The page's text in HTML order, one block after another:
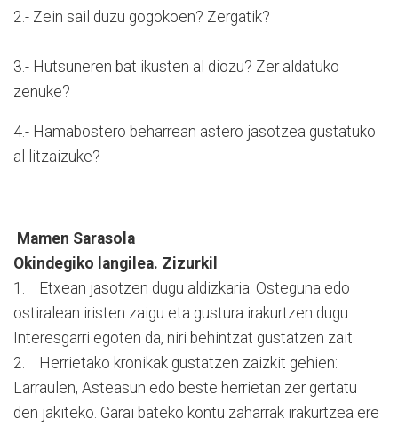
2.- Zein sail duzu gogokoen? Zergatik?
3.- Hutsuneren bat ikusten al diozu? Zer aldatuko
zenuke?
4.- Hamabostero beharrean astero jasotzea gustatuko
al litzaizuke?
Mamen Sarasola
Okindegiko langilea. Zizurkil
1. Etxean jasotzen dugu aldizkaria. Osteguna edo
ostiralean iristen zaigu eta gustura irakurtzen dugu.
Interesgarri egoten da, niri behintzat gustatzen zait.
2. Herrietako kronikak gustatzen zaizkit gehien:
Larraulen, Asteasun edo beste herrietan zer gertatu
den jakiteko. Garai bateko kontu zaharrak irakurtzea ere